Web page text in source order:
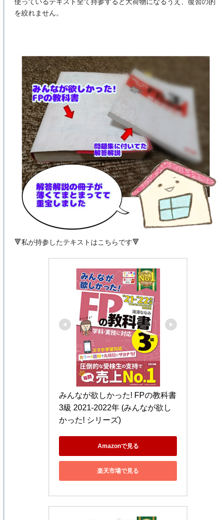
を絞れません。
🔻私が持参したテキストはこちらです🔻
みんなが欲しかった! FPの教科書
3級 2021-2022年 (みんなが欲し
かった! シリーズ)
Amazonで見る
楽天市場で見る